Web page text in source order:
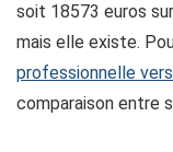
soit 18573 euros
mais elle existe.
professionnelle
comparaison entre